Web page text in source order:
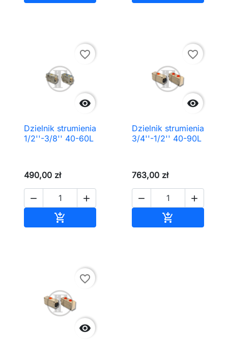

favorite_border
Dzielnik strumienia
1/2''-3/8'' 40-60L
490,00 zł
 


favorite_border
Dzielnik strumienia
3/4''-1/2'' 40-90L
763,00 zł
 


favorite_border